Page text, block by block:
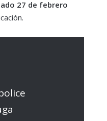
27 de febrero